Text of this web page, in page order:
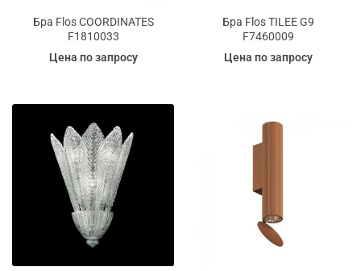
Бра Flos COORDINATES
F1810033
Цена по запросу
Бра Flos TILEE G9
F7460009
Цена по запросу